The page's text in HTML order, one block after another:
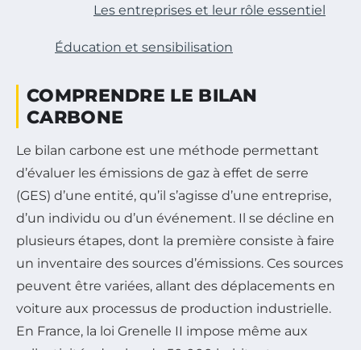
Les entreprises et leur rôle essentiel
Éducation et sensibilisation
COMPRENDRE LE BILAN
CARBONE
Le bilan carbone est une méthode permettant
d’évaluer les émissions de gaz à effet de serre
(GES) d’une entité, qu’il s’agisse d’une entreprise,
d’un individu ou d’un événement. Il se décline en
plusieurs étapes, dont la première consiste à faire
un inventaire des sources d’émissions. Ces sources
peuvent être variées, allant des déplacements en
voiture aux processus de production industrielle.
En France, la loi Grenelle II impose même aux